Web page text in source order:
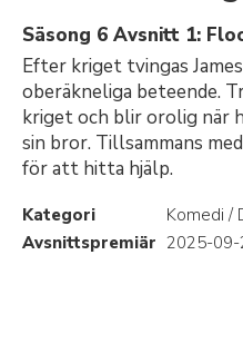
Säsong 6 Avsnitt 1:
Efter kriget tvingas
oberäkneliga beteende.
kriget och blir orolig när
sin bror. Tillsammans
för att hitta hjälp.
Kategori
Komedi /
Avsnittspremiär 2025-